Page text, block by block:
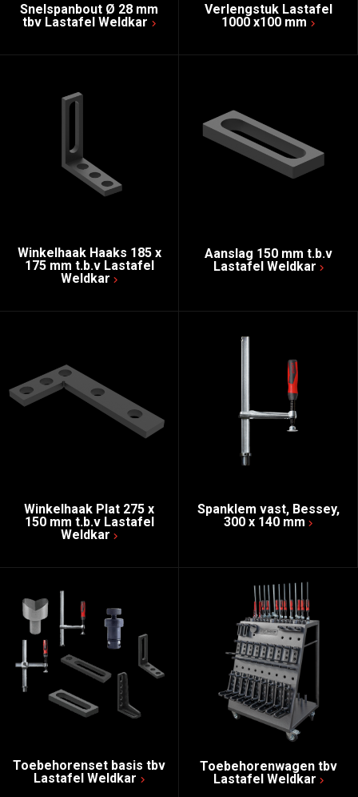
Snelspanbout Ø 28 mm
tbv Lastafel Weldkar
Verlengstuk Lastafel
1000 x100 mm
Winkelhaak Haaks 185 x
175 mm t.b.v Lastafel
Weldkar
Aanslag 150 mm t.b.v
Lastafel Weldkar
Winkelhaak Plat 275 x
150 mm t.b.v Lastafel
Weldkar
Spanklem vast, Bessey,
300 x 140 mm
Toebehorenset basis tbv
Lastafel Weldkar
Toebehorenwagen tbv
Lastafel Weldkar